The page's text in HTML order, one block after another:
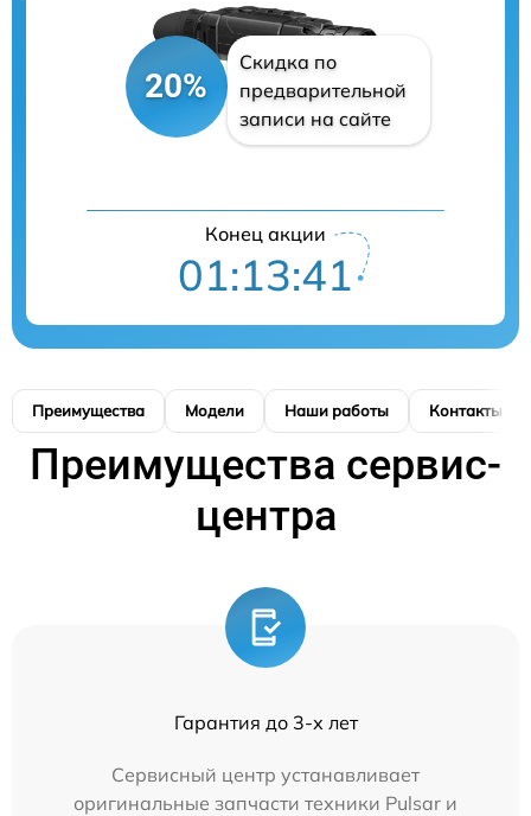
20%
Скидка по
предварительной
записи на сайте
Конец акции
01:13:40
Преимущества Модели Наши работы Контакты
Преимущества сервис-
центра
Гарантия до 3-х лет
Сервисный центр устанавливает
оригинальные запчасти техники Pulsar и